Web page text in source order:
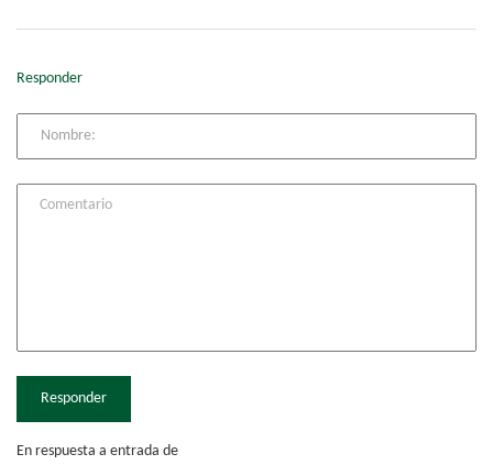
Responder
Responder
En respuesta a entrada de